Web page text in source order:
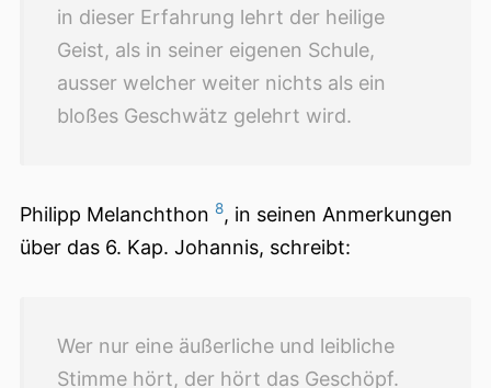
in dieser Erfahrung lehrt der heilige
Geist, als in seiner eigenen Schule,
ausser welcher weiter nichts als ein
bloßes Geschwätz gelehrt wird.
Philipp Melanchthon 8, in seinen Anmerkungen
über das 6. Kap. Johannis, schreibt:
Wer nur eine äußerliche und leibliche
Stimme hört, der hört das Geschöpf.